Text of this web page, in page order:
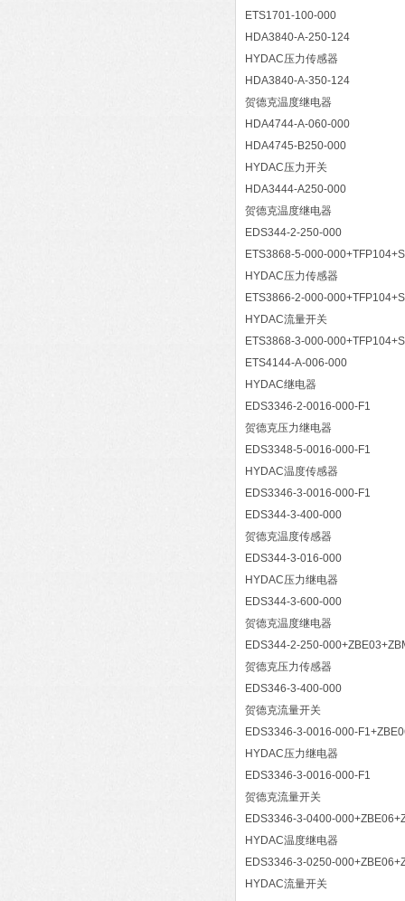
ETS1701-100-000
HDA3840-A-250-124
HYDAC压力传感器
HDA3840-A-350-124
贺德克温度继电器
HDA4744-A-060-000
HDA4745-B250-000
HYDAC压力开关
HDA3444-A250-000
贺德克温度继电器
EDS344-2-250-000
ETS3868-5-000-
HYDAC压力传感器
ETS3866-2-000-
HYDAC流量开关
ETS3868-3-000-
ETS4144-A-006-000
HYDAC继电器
EDS3346-2-0016-000-F1
贺德克压力继电器
EDS3348-5-0016-000-F1
HYDAC温度传感器
EDS3346-3-0016-000-F1
EDS344-3-400-000
贺德克温度传感器
EDS344-3-016-000
HYDAC压力继电器
EDS344-3-600-000
贺德克温度继电器
EDS344-2-250-
贺德克压力传感器
EDS346-3-400-000
贺德克流量开关
EDS3346-3-0016-000-
HYDAC压力继电器
EDS3346-3-0016-000-F1
贺德克流量开关
EDS3346-3-0400-
HYDAC温度继电器
EDS3346-3-0250-
HYDAC流量开关